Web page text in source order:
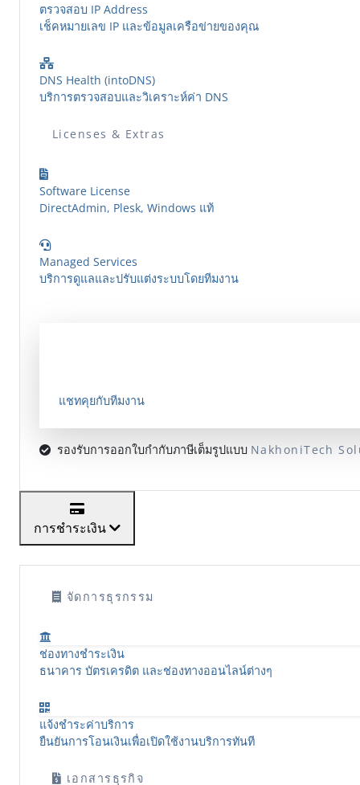
ตรวจสอบ IP Address
เช็คหมายเลข IP และข้อมูลเครือข่ายของคุณ
DNS Health (intoDNS)
บริการตรวจสอบและวิเคราะห์ค่า DNS
Licenses & Extras
Software License
DirectAdmin, Plesk, Windows แท้
Managed Services
บริการดูแลและปรับแต่งระบบโดยทีมงาน
แชทคุยกับทีมงาน
รองรับการออกใบกำกับภาษีเต็มรูปแบบ NakhoniTech
การชำระเงิน
จัดการธุรกรรม
ช่องทางชำระเงิน
ธนาคาร บัตรเครดิต และช่องทางออนไลน์ต่างๆ
แจ้งชำระค่าบริการ
ยืนยันการโอนเงินเพื่อเปิดใช้งานบริการทันที
เอกสารธุรกิจ